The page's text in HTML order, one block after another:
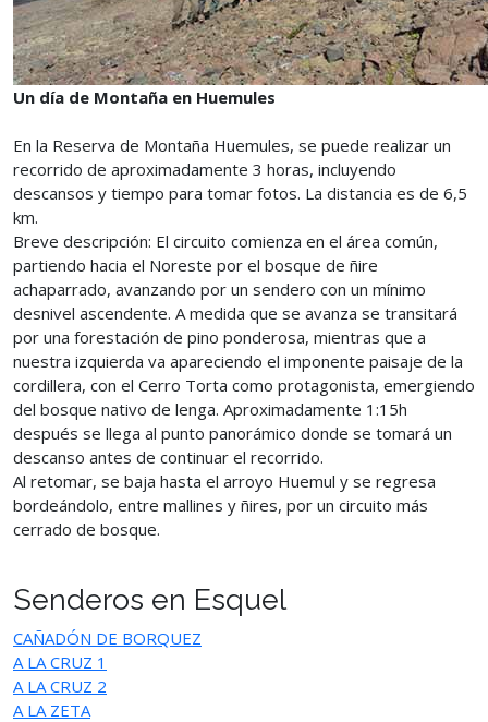
Un día de Montaña en Huemules
En la Reserva de Montaña Huemules, se puede realizar un
recorrido de aproximadamente 3 horas, incluyendo
descansos y tiempo para tomar fotos. La distancia es de 6,5
km.
Breve descripción: El circuito comienza en el área común,
partiendo hacia el Noreste por el bosque de ñire
achaparrado, avanzando por un sendero con un mínimo
desnivel ascendente. A medida que se avanza se transitará
por una forestación de pino ponderosa, mientras que a
nuestra izquierda va apareciendo el imponente paisaje de la
cordillera, con el Cerro Torta como protagonista, emergiendo
del bosque nativo de lenga. Aproximadamente 1:15h
después se llega al punto panorámico donde se tomará un
descanso antes de continuar el recorrido.
Al retomar, se baja hasta el arroyo Huemul y se regresa
bordeándolo, entre mallines y ñires, por un circuito más
cerrado de bosque.
Senderos en Esquel
CAÑADÓN DE BORQUEZ
A LA CRUZ 1
A LA CRUZ 2
A LA ZETA